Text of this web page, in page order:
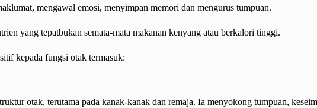
mengawal emosi, menyimpan memori dan mengurus tumpuan.
yang tepatbukan semata-mata makanan kenyang atau berkalori tinggi.
kepada fungsi otak termasuk:
otak, terutama pada kanak-kanak dan remaja. Ia menyokong tumpuan,